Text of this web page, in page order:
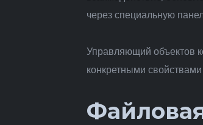
через специальную
Управляющий объектов
конкретными